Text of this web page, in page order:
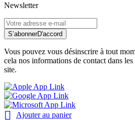
Newsletter
S’abonnerD'accord
Vous pouvez vous désinscrire à tout
cela nos informations de contact dans
site.
 Ajouter au panier